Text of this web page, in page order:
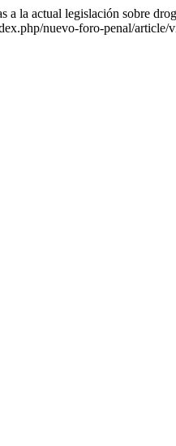
la actual legislación sobre
nuevo-foro-penal/article/